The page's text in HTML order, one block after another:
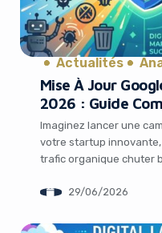
Actualités
Mise À Jour
2026 : Guide
Imaginez lancer une
votre startup
trafic organique chuter
professionnels du
Google. Cette mise à
29/06/2026